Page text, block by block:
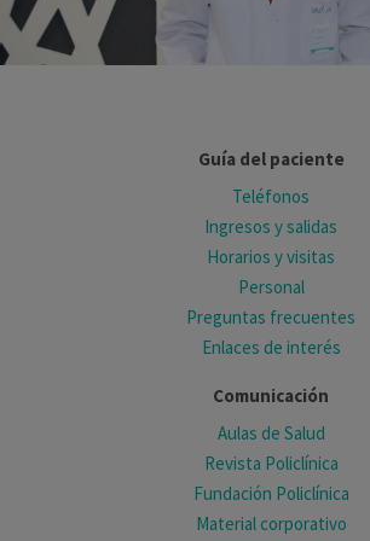
Guía del paciente
Teléfonos
Ingresos y salidas
Horarios y visitas
Personal
Preguntas frecuentes
Enlaces de interés
Comunicación
Aulas de Salud
Revista Policlínica
Fundación Policlínica
Material corporativo